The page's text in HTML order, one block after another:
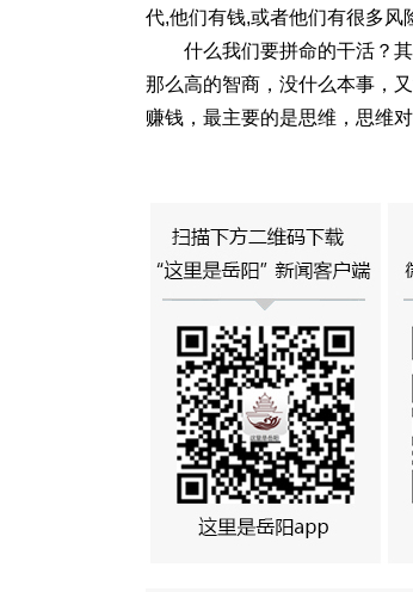
代,他们有钱,或者他们有很多风
什么我们要拼命的干活？
那么高的智商，没什么本事，
赚钱，最主要的是思维，思维